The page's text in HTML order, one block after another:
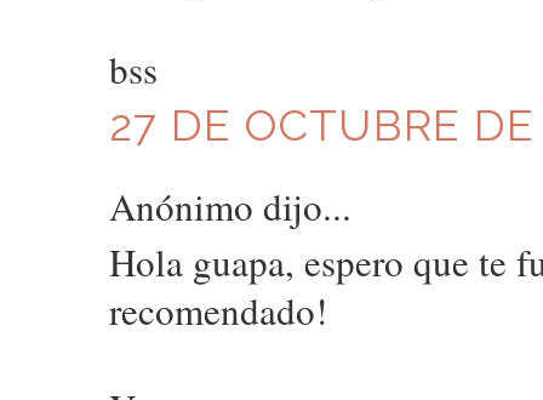
bss
27 DE OCTUBRE
Anónimo dijo...
Hola guapa, espero que te
recomendado!